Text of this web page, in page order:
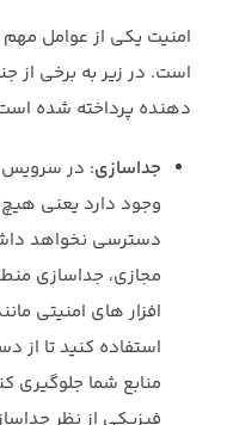
امنيت يكي از عوامل
است. در زير به برخي از
دهنده پرداخته شده
جداسازي: در سرويس
وجود دارد يعني
دسترسي نخواهد
مجازي، جداسازي
افزار هاي امنيتي
استفاده كنيد تا
منابع شما جلوگيري
فيزيكي از نظر